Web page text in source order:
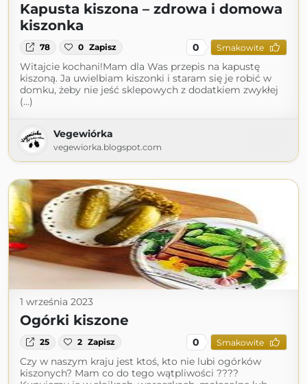
Kapusta kiszona – zdrowa i domowa
kiszonka
78 0 Zapisz 0 Smakowite
Witajcie kochani!Mam dla Was przepis na kapustę
kiszoną. Ja uwielbiam kiszonki i staram się je robić w
domku, żeby nie jeść sklepowych z dodatkiem zwykłej
(...)
Vegewiórka
vegewiorka.blogspot.com
1 września 2023
Ogórki kiszone
25 2 Zapisz 0 Smakowite
Czy w naszym kraju jest ktoś, kto nie lubi ogórków
kiszonych? Mam co do tego wątpliwości ????